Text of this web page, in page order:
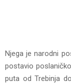
Njega je narodni
postavio
puta od Trebinja